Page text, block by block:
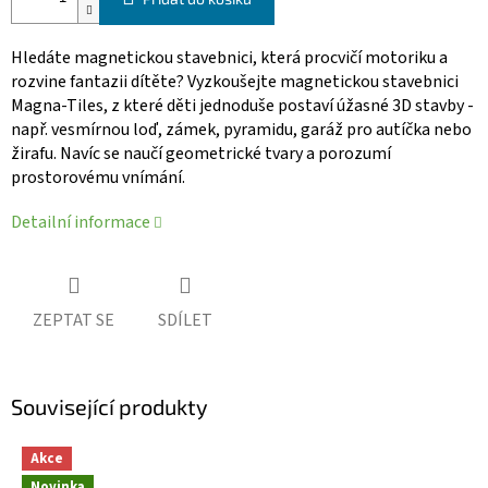
Hledáte magnetickou stavebnici, která procvičí motoriku a
rozvine fantazii dítěte? Vyzkoušejte magnetickou stavebnici
Magna-Tiles, z které děti jednoduše postaví úžasné 3D stavby -
např. vesmírnou loď, zámek, pyramidu, garáž pro autíčka nebo
žirafu. Navíc se naučí geometrické tvary a porozumí
prostorovému vnímání.
Detailní informace
ZEPTAT SE SDÍLET
Související produkty
Akce